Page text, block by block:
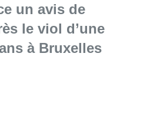
un avis de
le viol d’une
à Bruxelles